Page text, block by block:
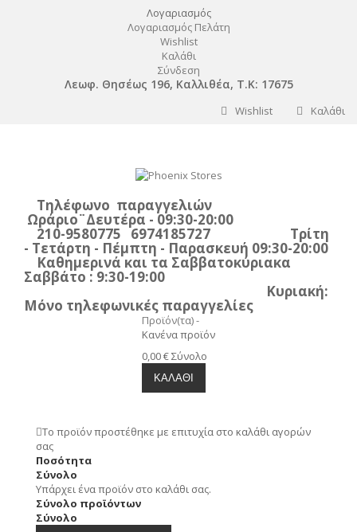
Λογαριασμός
Λογαριασμός Πελάτη
Wishlist
Καλάθι
Σύνδεση
Λεωφ. Θησέως 196, Καλλιθέα, Τ.Κ: 17675
Καλάθι
Wishlist
Τηλέφωνο παραγγελιών
Ωράριο¨Δευτέρα - 09:30-20:00
210-9580775 6974185727 Τρίτη
- Τετάρτη - Πέμπτη - Παρασκευή 09:30-20:00
Καθημερινά και τα Σαββατοκύριακα
Σαββάτο : 9:30-19:00
Κυριακή:
Μόνο τηλεφωνικές παραγγελίες
Προϊόν(τα) -
Κανένα προϊόν
0,00 €Σύνολο
ΚΑΛΆΘΙ
Το προϊόν προστέθηκε με επιτυχία στο καλάθι αγορών
σας
Ποσότητα
Σύνολο
Υπάρχει ένα προϊόν στο καλάθι σας.
Σύνολο προϊόντων
Σύνολο